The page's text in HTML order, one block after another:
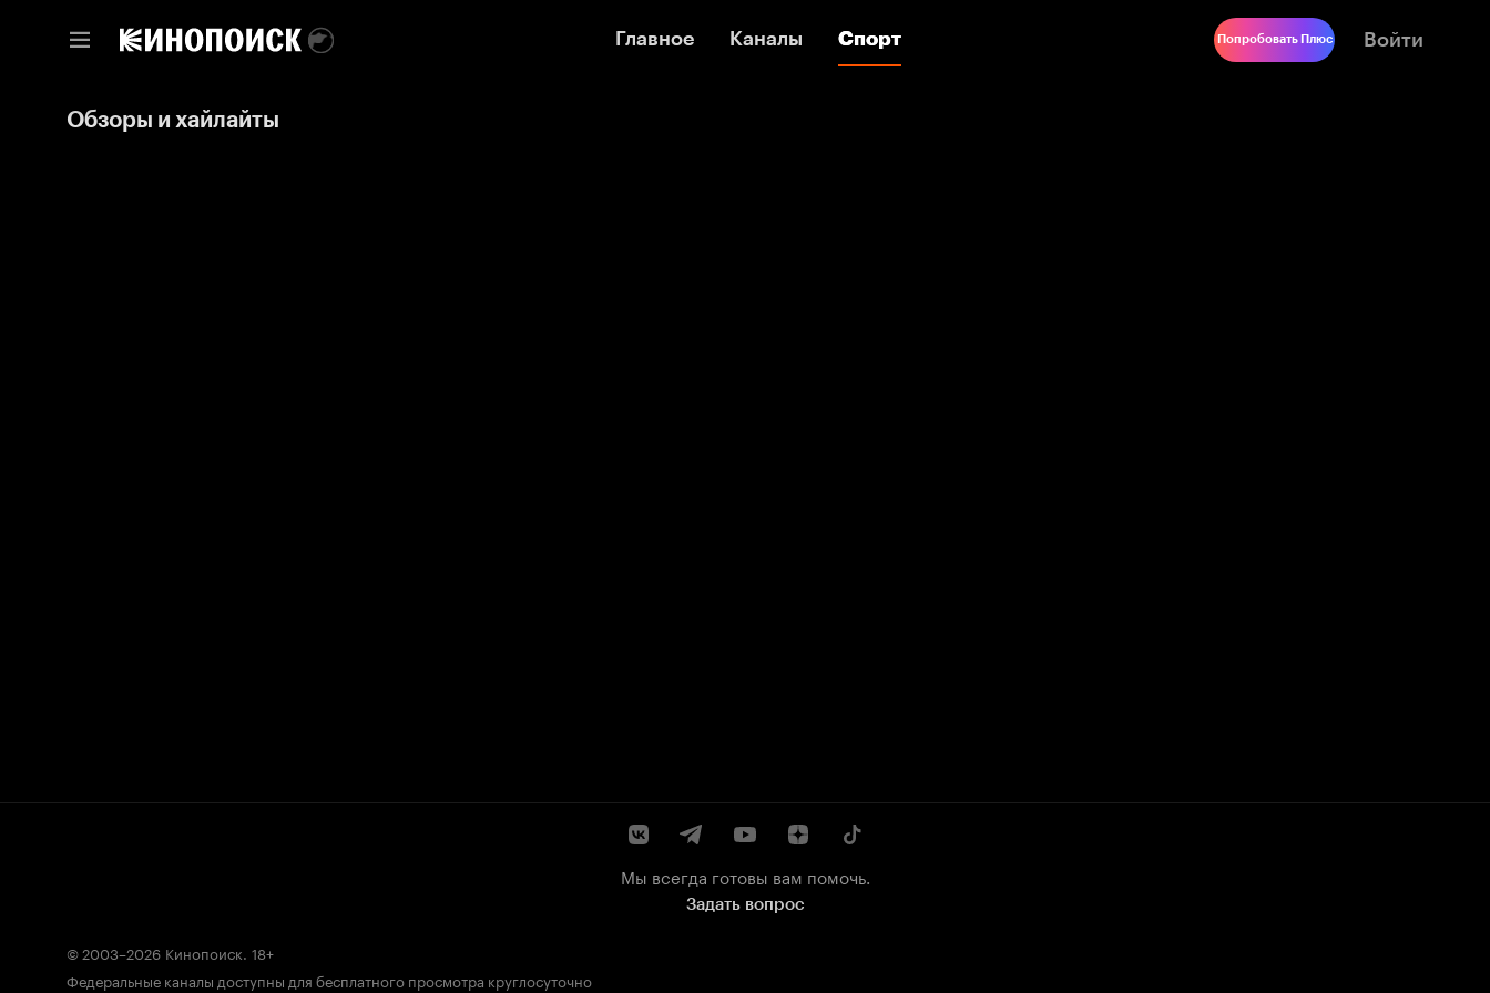
Главное Каналы Спорт
Главное Каналы Спорт Попробовать Плюс Войти
Обзоры и хайлайты
Мы всегда готовы вам помочь.
Задать вопрос
© 2003–2026 Кинопоиск. 18+
Федеральные каналы доступны для бесплатного просмотра круглосуточно